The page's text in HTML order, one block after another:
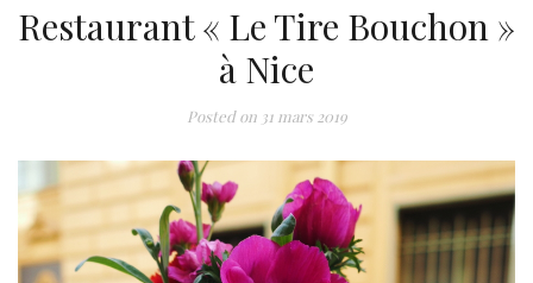
Restaurant « Le Tire Bouchon »
à Nice
Posted on31 mars 2019